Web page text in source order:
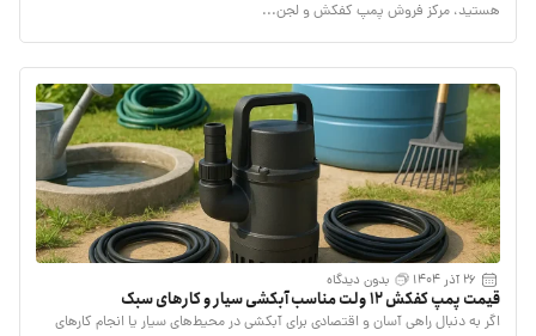
هستید، مرکز فروش پمپ کفکش و لجن...
26 آذر 1404 بدون دیدگاه
قیمت پمپ کفکش ۱۲ ولت مناسب آبکشی سیار و کارهای سبک
اگر به دنبال راهی آسان و اقتصادی برای آبکشی در محیط‌های سیار یا انجام کارهای